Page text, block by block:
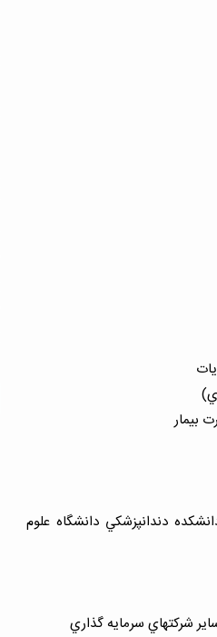
بيمار
دندانپزشكي دانشگاه علوم
شركتهاي سرمايه گذاري